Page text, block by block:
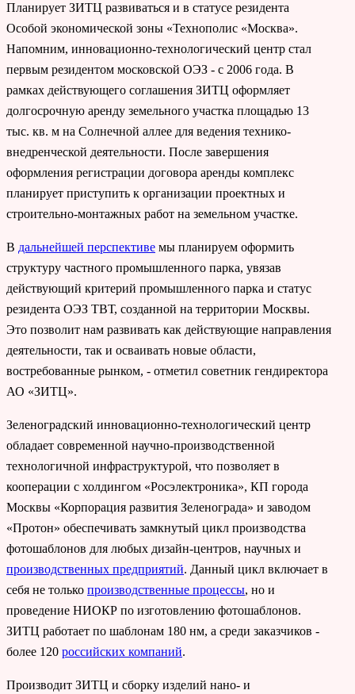
Планирует ЗИТЦ развиваться и в статусе резидента
Особой экономической зоны «Технополис «Москва».
Напомним, инновационно-технологический центр стал
первым резидентом московской ОЭЗ - с 2006 года. В
рамках действующего соглашения ЗИТЦ оформляет
долгосрочную аренду земельного участка площадью 13
тыс. кв. м на Солнечной аллее для ведения технико-
внедренческой деятельности. После завершения
оформления регистрации договора аренды комплекс
планирует приступить к организации проектных и
строительно-монтажных работ на земельном участке.
В дальнейшей перспективе мы планируем оформить
структуру частного промышленного парка, увязав
действующий критерий промышленного парка и статус
резидента ОЭЗ ТВТ, созданной на территории Москвы.
Это позволит нам развивать как действующие направления
деятельности, так и осваивать новые области,
востребованные рынком, - отметил советник гендиректора
АО «ЗИТЦ».
Зеленоградский инновационно-технологический центр
обладает современной научно-производственной
технологичной инфраструктурой, что позволяет в
кооперации с холдингом «Росэлектроника», КП города
Москвы «Корпорация развития Зеленограда» и заводом
«Протон» обеспечивать замкнутый цикл производства
фотошаблонов для любых дизайн-центров, научных и
производственных предприятий. Данный цикл включает в
себя не только производственные процессы, но и
проведение НИОКР по изготовлению фотошаблонов.
ЗИТЦ работает по шаблонам 180 нм, а среди заказчиков -
более 120 российских компаний.
Производит ЗИТЦ и сборку изделий нано- и